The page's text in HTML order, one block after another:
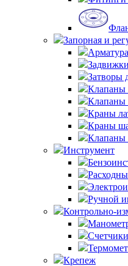
Запорная и
Затворы
Клапаны
Клапаны
Краны
Краны
Клапаны
Инструмент
Ручной
Контрольно-
Крепеж